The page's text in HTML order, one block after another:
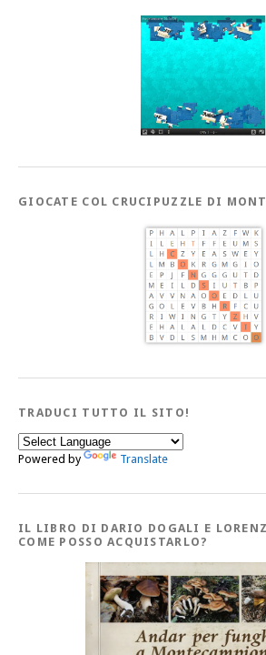
GIOCATE COL CRUCIPUZZLE DI
TRADUCI TUTTO IL SITO!
Powered by Translate
IL LIBRO DI DARIO DOGALI E
COME POSSO ACQUISTARLO?